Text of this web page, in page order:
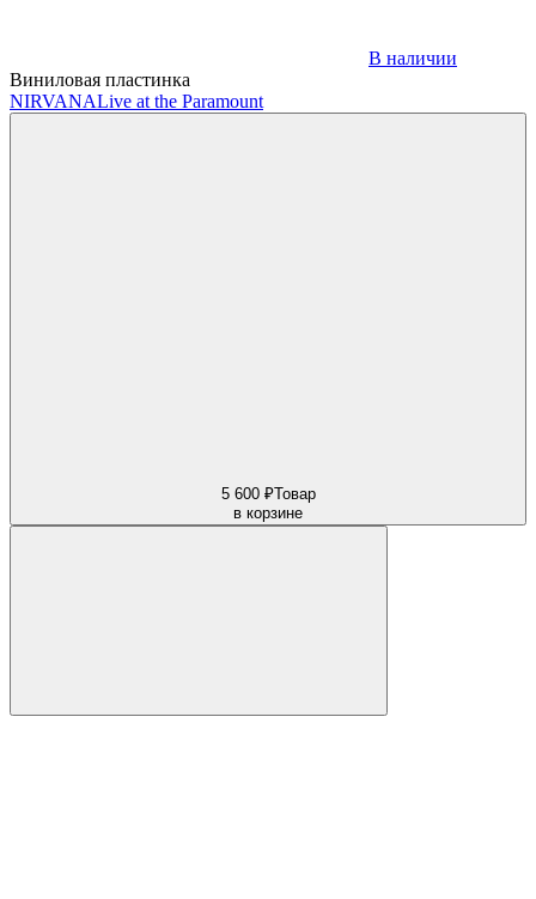
В наличии
Виниловая пластинка
NIRVANALive at the Paramount
5 600 ₽Товар
в корзине